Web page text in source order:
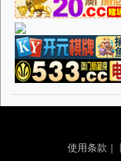
使用条款 ｜